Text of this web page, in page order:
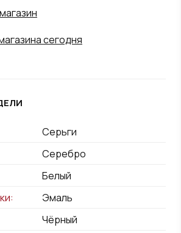
сегодня
Серьги
Серебро
Белый
Эмаль
Чёрный